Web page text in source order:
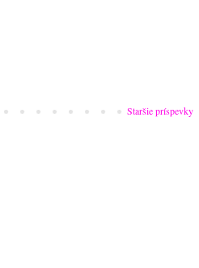
Staršie príspevky